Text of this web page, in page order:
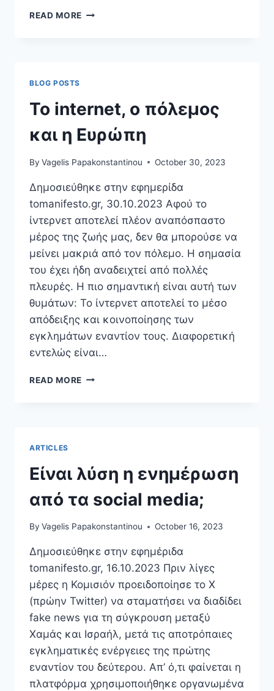
READ MORE ΣΤΗΝ
BLOG POSTS
Το internet, ο πόλεμος
και η Ευρώπη
By Vagelis Papakonstantinou October 30, 2023
Δημοσιεύθηκε στην εφημερίδα
tomanifesto.gr, 30.10.2023 Αφού το
ίντερνετ αποτελεί πλέον αναπόσπαστο
μέρος της ζωής μας, δεν θα μπορούσε να
μείνει μακριά από τον πόλεμο. Η σημασία
του έχει ήδη αναδειχτεί από πολλές
πλευρές. Η πιο σημαντική είναι αυτή των
θυμάτων: Το ίντερνετ αποτελεί το μέσο
απόδειξης και κοινοποίησης των
εγκλημάτων εναντίον τους. Διαφορετική
εντελώς είναι…
READ MORE ΤΟ
ARTICLES
Είναι λύση η ενημέρωση
από τα social media;
By Vagelis Papakonstantinou October 16, 2023
Δημοσιεύθηκε στην εφημέριδα
tomanifesto.gr, 16.10.2023 Πριν λίγες
μέρες η Κομισιόν προειδοποίησε το X
(πρώην Twitter) να σταματήσει να διαδίδει
fake news για τη σύγκρουση μεταξύ
Χαμάς και Ισραήλ, μετά τις αποτρόπαιες
εγκληματικές ενέργειες της πρώτης
εναντίον του δεύτερου. Απ’ ό,τι φαίνεται η
πλατφόρμα χρησιμοποιήθηκε οργανωμένα